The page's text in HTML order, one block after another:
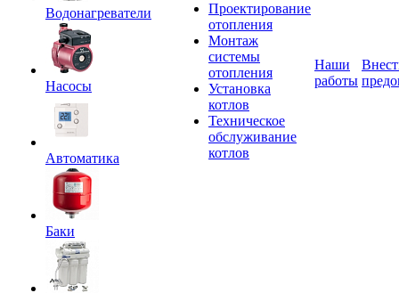
Водонагреватели
Насосы
Автоматика
Баки
Проектирование
отопления
Монтаж
системы
отопления
Установка
котлов
Техническое
обслуживание
котлов
Наши
работы